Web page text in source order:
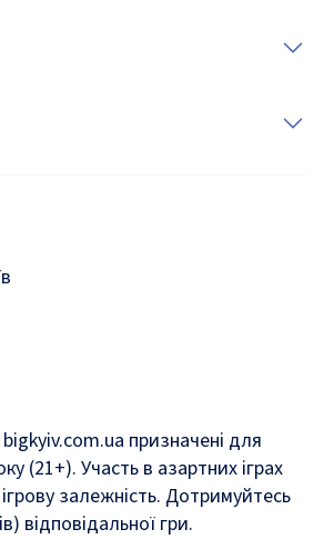
призначені для
(21+). Участь в азартних іграх
залежність. Дотримуйтесь
відповідальної гри.